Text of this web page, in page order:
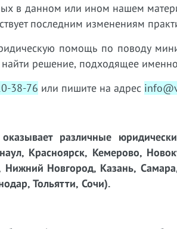
в данном или ином нашем
последним изменениям
помощь по поводу
решение, подходящее
38-76 или пишите на адрес
различные
Красноярск, Кемерово,
Нижний Новгород, Казань,
Тольятти, Сочи).